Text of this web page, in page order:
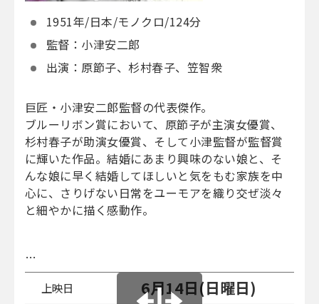
1951年/日本/モノクロ/124分
監督：小津安二郎
出演：原節子、杉村春子、笠智衆
巨匠・小津安二郎監督の代表傑作。
ブルーリボン賞において、原節子が主演女優賞、
杉村春子が助演女優賞、そして小津監督が監督賞
に輝いた作品。結婚にあまり興味のない娘と、そ
んな娘に早く結婚してほしいと気をもむ家族を中
心に、さりげない日常をユーモアを織り交ぜ淡々
と細やかに描く感動作。
…
上映日 6月14日(日曜日)